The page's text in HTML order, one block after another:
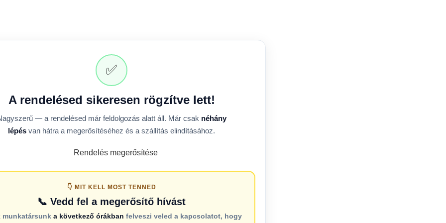
✅
A rendelésed sikeresen rögzítve lett!
— a rendelésed már feldolgozás alatt áll. Már csak néhány
lépés van hátra a megerősítéséhez és a szállítás elindításához.
👇 MIT KELL MOST TENNED
📞 Vedd fel a megerősítő hívást
munkatársunk a következő órákban felveszi veled a kapcsolatot, hogy